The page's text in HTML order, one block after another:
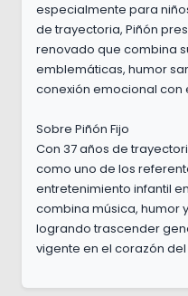
especialmente para
de trayectoria, Piñón
renovado que combina
emblemáticas, humor
conexión emocional con
Sobre Piñón Fijo
Con 37 años de
como uno de los
entretenimiento infantil
combina música, humor
logrando trascender
vigente en el corazón